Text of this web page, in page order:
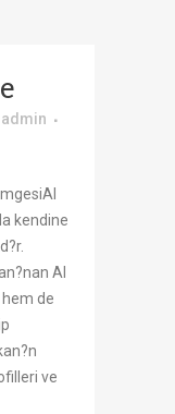
admin
kendine
Al
de
ve